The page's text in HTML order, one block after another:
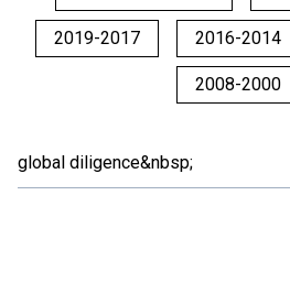
2019-2017 2016-2014
2008-2000